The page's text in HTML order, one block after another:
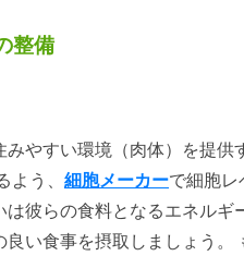
整備
やすい環境（肉体）を提供
う、 細胞メーカーで細胞
彼らの食料となるエネルギ
良い食事を摂取しましょう。